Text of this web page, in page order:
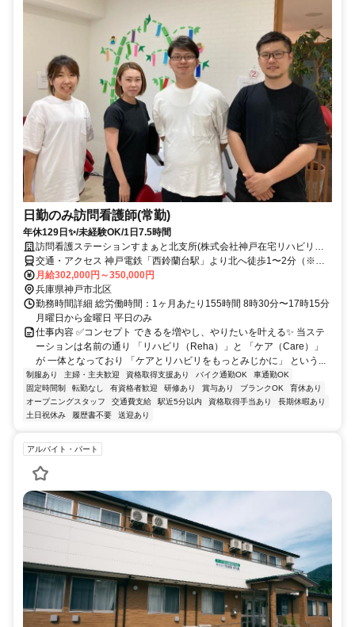
日勤のみ訪問看護師(常勤)
年休129日✨/未経験OK/1日7.5時間
訪問看護ステーションすまぁと北支所(株式会社神戸在宅リハビリテ
ーション事業団)
交通・アクセス 神戸電鉄「西鈴蘭台駅」より北へ徒歩1〜2分（※神
戸北郵便局の向かいのビル）
月給302,000円～350,000円
兵庫県神戸市北区
勤務時間詳細 総労働時間：1ヶ月あたり155時間 8時30分〜17時15分
月曜日から金曜日 平日のみ
仕事内容 ✅コンセプト できるを増やし、やりたいを叶える✨ 当ステ
ーションは名前の通り 「リハビリ（Reha）」と 「ケア（Care）」
が 一体となっており 「ケアとリハビリをもっとみじかに」 という...
制服あり 主婦・主夫歓迎 資格取得支援あり バイク通勤OK
車通勤OK
固定時間制
転勤なし 有資格者歓迎 研修あり 賞与あり ブランクOK
育休あり
オープニングスタッフ
交通費支給 駅近5分以内 資格取得手当あり
長期休暇あり
土日祝休み
履歴書不要 送迎あり
アルバイト・パート